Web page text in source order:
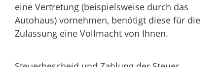
eine Vertretung (beispielsweise durch das
Autohaus) vornehmen, benötigt diese für die
Zulassung eine Vollmacht von Ihnen.